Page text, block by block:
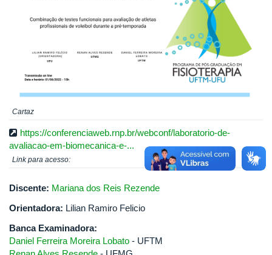
Cartaz
https://conferenciaweb.rnp.br/webconf/laboratorio-de-
avaliacao-em-biomecanica-e-...
Link para acesso:
Discente: Mariana dos Reis Rezende
Orientadora: Lilian Ramiro Felicio
Banca Examinadora:
Daniel Ferreira Moreira Lobato - UFTM